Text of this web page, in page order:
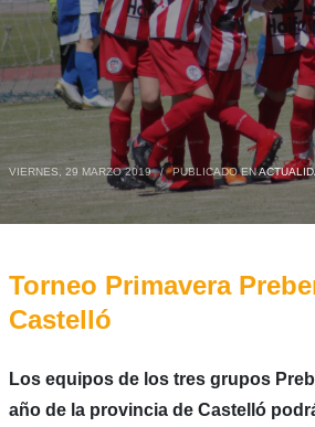
VIERNES, 29 MARZO 2019 / PUBLICADO EN
Torneo Primavera
Castelló
Los equipos de los tres grupos
año de la provincia de Castelló